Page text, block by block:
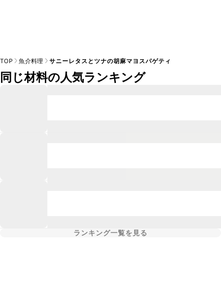
TOP 魚介料理 サニーレタスとツナの胡麻マヨスパゲティ
同じ材料の人気ランキング
ランキング一覧を見る